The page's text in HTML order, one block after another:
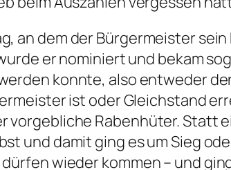
an dem der Bürgermeister
er nominiert und bekam
konnte, also entweder
ist oder Gleichstand
Rabenhüter. Statt
und damit ging es um Sieg
wieder kommen – und